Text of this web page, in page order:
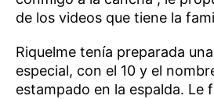
de los videos que tiene la
Riquelme tenía preparada
especial, con el 10 y el
estampado en la espalda. Le